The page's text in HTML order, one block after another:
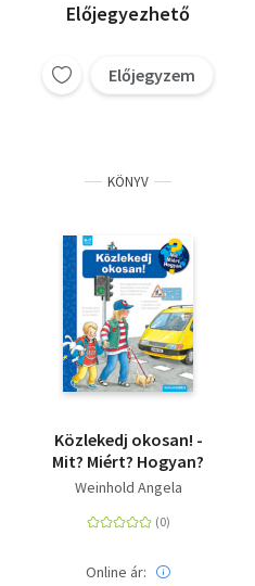
Előjegyezhető
Előjegyzem
KÖNYV
Közlekedj okosan! -
Mit? Miért? Hogyan?
Weinhold Angela
Online ár: